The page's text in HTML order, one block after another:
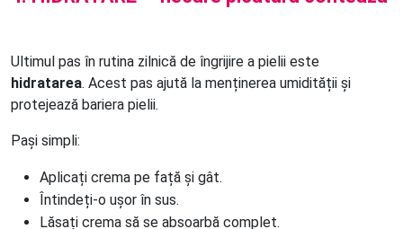
Ultimul pas în rutina zilnică de îngrijire a pielii este
hidratarea. Acest pas ajută la menținerea umidității și
protejează bariera pielii.
Pași simpli:
Aplicați crema pe față și gât.
Întindeți-o ușor în sus.
Lăsați crema să se absoarbă complet.